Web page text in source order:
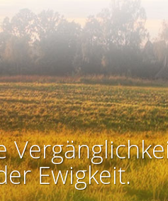
Ewigkeit.